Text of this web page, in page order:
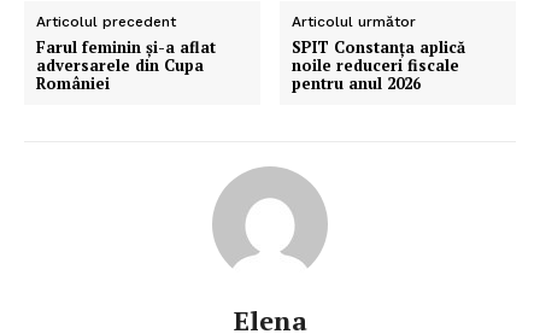
Articolul precedent
Farul feminin și-a aflat
adversarele din Cupa
României
Articolul următor
SPIT Constanța aplică
noile reduceri fiscale
pentru anul 2026
Elena